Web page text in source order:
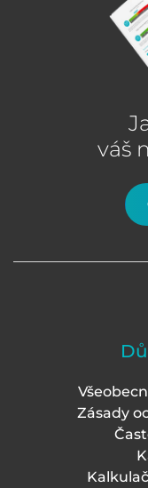
váš
Zásady